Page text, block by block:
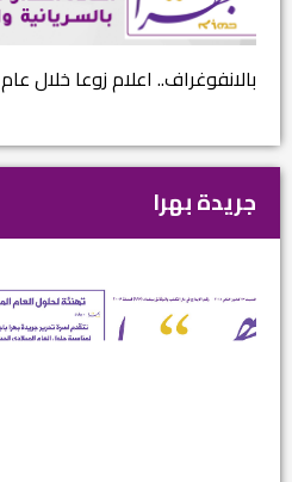
بالانفوغراف.. اعلام زوعا خلال عام 2017...
جريدة بهرا